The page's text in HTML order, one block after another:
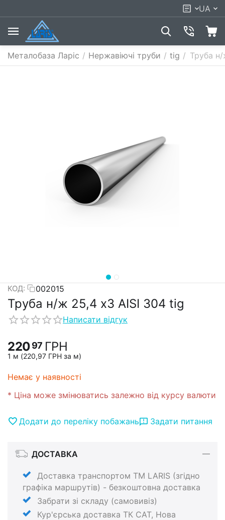
UA
Металобаза Ларіс / Нержавіючі труби / tig / Труба
КОД: 002015
Труба н/ж 25,4 х3 AISI 304 tig
Написати відгук
22097 ГРН
1 м (220,97 ГРН за м)
Немає у наявності
* Ціна може змінюватись залежно від курсу валюти
Додати до переліку побажань Задати питання
ДОСТАВКА
Доставка транспортом ТМ LARIS (згідно
графіка маршрутів) - безкоштовна доставка
Забрати зі складу (самовивіз)
Кур'єрська доставка ТК САТ, Нова